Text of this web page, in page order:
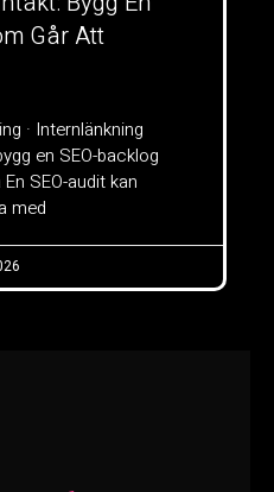
Går Att
· Internlänkning
en SEO-backlog
SEO-audit kan
med